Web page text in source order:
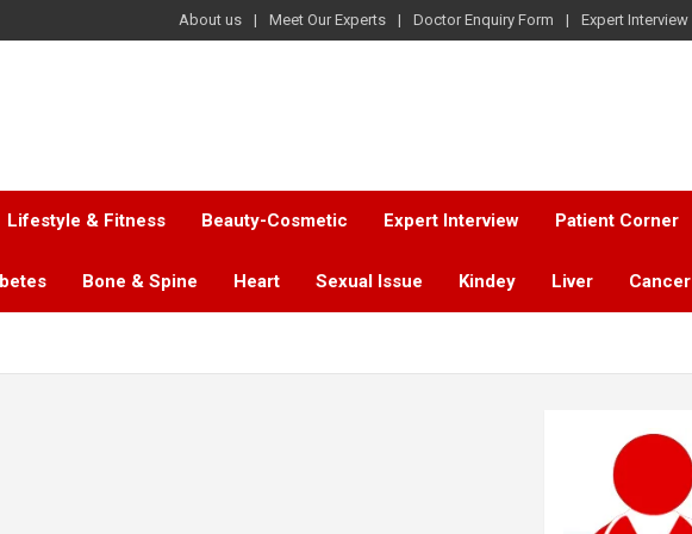
About us Meet Our Experts Doctor Enquiry Form Expert Interview
Lifestyle & Fitness Beauty-Cosmetic Expert Interview Patient Corner
Bone & Spine Heart Sexual Issue Kindey Liver Cancer